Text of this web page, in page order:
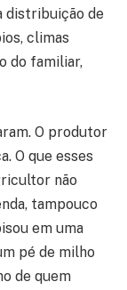
distribuição de
climas
do familiar,
O produtor
O que esses
não
tampouco
em uma
pé de milho
de quem